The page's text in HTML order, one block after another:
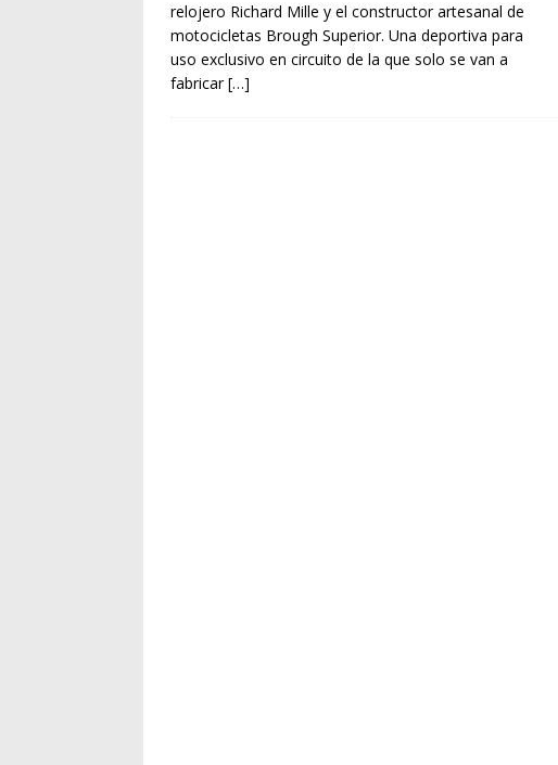
relojero Richard Mille y el constructor artesanal de
motocicletas Brough Superior. Una deportiva para
uso exclusivo en circuito de la que solo se van a
fabricar[…]